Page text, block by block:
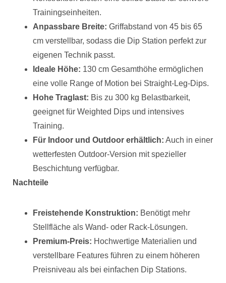
Trainingseinheiten.
Anpassbare Breite: Griffabstand von 45 bis 65
cm verstellbar, sodass die Dip Station perfekt zur
eigenen Technik passt.
Ideale Höhe: 130 cm Gesamthöhe ermöglichen
eine volle Range of Motion bei Straight-Leg-Dips.
Hohe Traglast: Bis zu 300 kg Belastbarkeit,
geeignet für Weighted Dips und intensives
Training.
Für Indoor und Outdoor erhältlich: Auch in einer
wetterfesten Outdoor-Version mit spezieller
Beschichtung verfügbar.
Nachteile
Freistehende Konstruktion: Benötigt mehr
Stellfläche als Wand- oder Rack-Lösungen.
Premium-Preis: Hochwertige Materialien und
verstellbare Features führen zu einem höheren
Preisniveau als bei einfachen Dip Stations.